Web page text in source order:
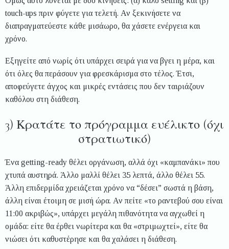
touch-ups πριν φύγετε για τελετή. Αν ξεκινήσετε να
διαπραγματεύεστε κάθε μισάωρο, θα χάσετε ενέργεια και
χρόνο.
Εξηγείτε από νωρίς ότι υπάρχει σειρά για να βγει η μέρα, και
ότι όλες θα περάσουν για φρεσκάρισμα στο τέλος. Έτσι,
αποφεύγετε άγχος και μικρές εντάσεις που δεν ταιριάζουν
καθόλου στη διάθεση.
3) Κρατάτε το πρόγραμμα ευέλικτο (όχι
στρατιωτικό)
Ένα getting-ready θέλει οργάνωση, αλλά όχι «καμπανάκι» που
χτυπά αυστηρά. Άλλο μαλλί θέλει 35 λεπτά, άλλο θέλει 55.
Άλλη επιδερμίδα χρειάζεται χρόνο να “δέσει” σωστά η βάση,
άλλη είναι έτοιμη σε μισή ώρα. Αν πείτε «το ραντεβού σου είναι
11:00 ακριβώς», υπάρχει μεγάλη πιθανότητα να αγχωθεί η
ομάδα: είτε θα έρθει νωρίτερα και θα «στριμωχτεί», είτε θα
νιώσει ότι καθυστέρησε και θα χαλάσει η διάθεση.